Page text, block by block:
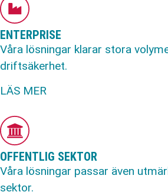
ENTERPRISE
Våra lösningar klarar stora
driftsäkerhet.
LÄS MER
OFFENTLIG SEKTOR
Våra lösningar passar även
sektor.